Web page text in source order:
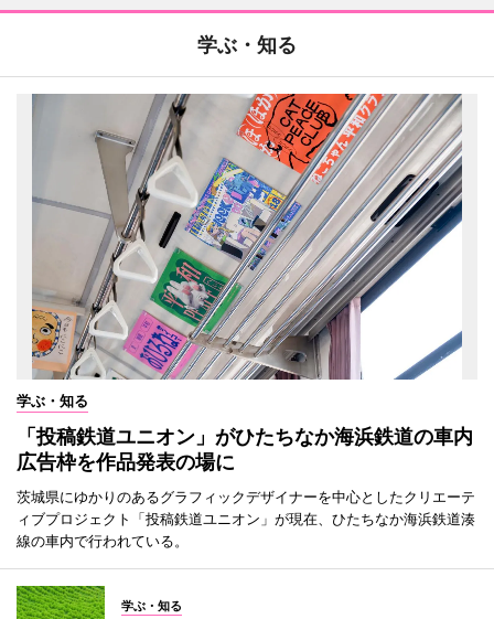
学ぶ・知る
学ぶ・知る
「投稿鉄道ユニオン」がひたちなか海浜鉄道の車内
広告枠を作品発表の場に
茨城県にゆかりのあるグラフィックデザイナーを中心としたクリエーテ
ィブプロジェクト「投稿鉄道ユニオン」が現在、ひたちなか海浜鉄道湊
線の車内で行われている。
学ぶ・知る